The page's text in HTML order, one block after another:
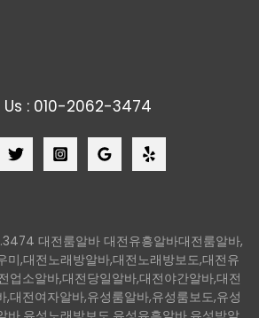
: 010-2062-3474
대전룸알바 대전유흥알바대전룸알바,
미,대전노래방알바,대전노래방보도,대전유
업소알바,대전당일알바,대전야간알바,대전
,대전여자알바,유성룸알바,유성룸보도,유성